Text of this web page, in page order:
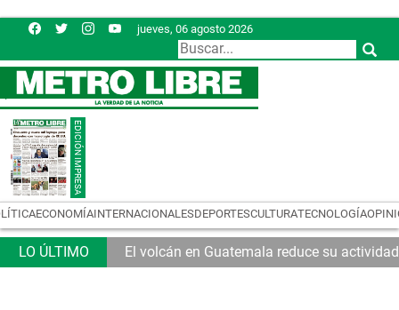
jueves, 06 agosto 2026
ECONOMÍAINTERNACIONALESDEPORTESCULTURATECNOLOGÍA
El volcán en Guatemala reduce su